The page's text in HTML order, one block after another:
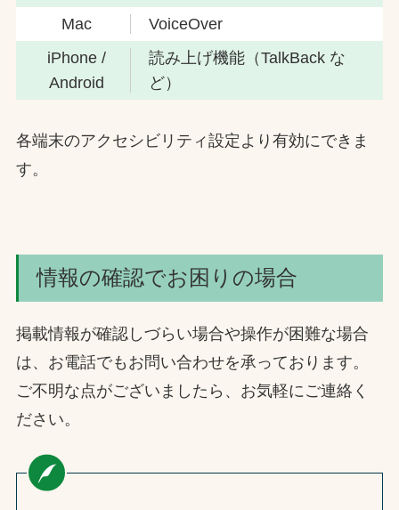
Mac
VoiceOver
iPhone /
Android
読み上げ機能（TalkBack な
ど）
各端末のアクセシビリティ設定より有効にできま
す。
情報の確認でお困りの場合
掲載情報が確認しづらい場合や操作が困難な場合
は、お電話でもお問い合わせを承っております。
ご不明な点がございましたら、お気軽にご連絡く
ださい。